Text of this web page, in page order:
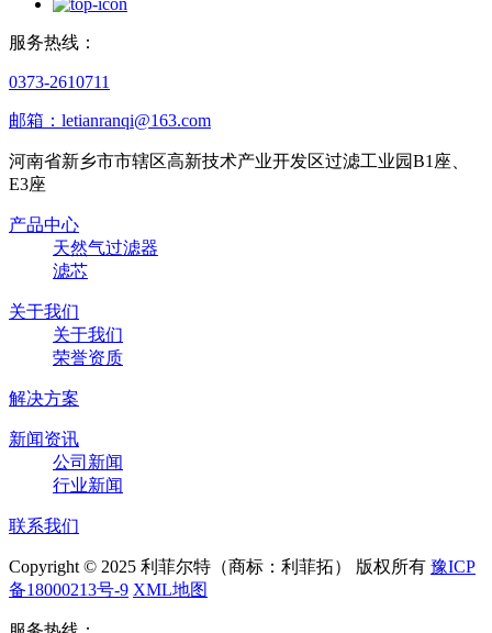
服务热线：
0373-2610711
邮箱：letianranqi@163.com
河南省新乡市市辖区高新技术产业开发区过滤工业园B1座、
E3座
产品中心
天然气过滤器
滤芯
关于我们
关于我们
荣誉资质
解决方案
新闻资讯
公司新闻
行业新闻
联系我们
Copyright © 2025 利菲尔特（商标：利菲拓） 版权所有 豫ICP
备18000213号-9 XML地图